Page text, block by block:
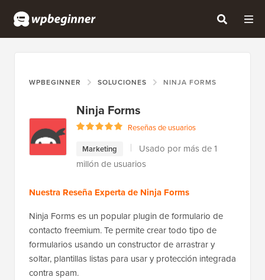
WPBEGINNER SOLUCIONES NINJA FORMS
Ninja Forms
Reseñas de usuarios
Marketing
Usado por más de 1
millón de usuarios
Nuestra Reseña Experta de Ninja Forms
Ninja Forms es un popular plugin de formulario de
contacto freemium. Te permite crear todo tipo de
formularios usando un constructor de arrastrar y
soltar, plantillas listas para usar y protección integrada
contra spam.